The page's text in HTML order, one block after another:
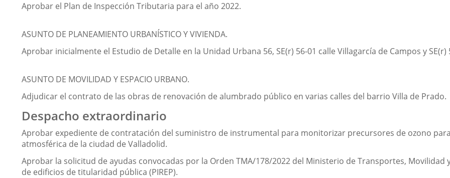
Aprobar el Plan de Inspección Tributaria para el año 2022.
ASUNTO DE PLANEAMIENTO URBANÍSTICO Y VIVIENDA.
Aprobar inicialmente el Estudio de Detalle en la Unidad Urbana 56, SE(r) 56-01 calle Villagarcía de Campos y SE(r)
ASUNTO DE MOVILIDAD Y ESPACIO URBANO.
Adjudicar el contrato de las obras de renovación de alumbrado público en varias calles del barrio Villa de Prado.
Despacho extraordinario
Aprobar expediente de contratación del suministro de instrumental para monitorizar precursores de ozono
atmosférica de la ciudad de Valladolid.
Aprobar la solicitud de ayudas convocadas por la Orden TMA/178/2022 del Ministerio de Transportes, Movilidad
de edificios de titularidad pública (PIREP).